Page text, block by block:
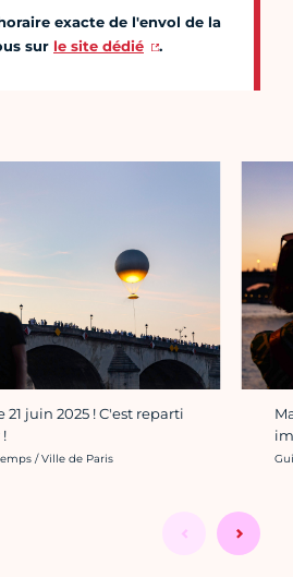
exacte de l'envol de la
sur le site dédié .
21 juin 2025 ! C'est reparti
/ Ville de Paris